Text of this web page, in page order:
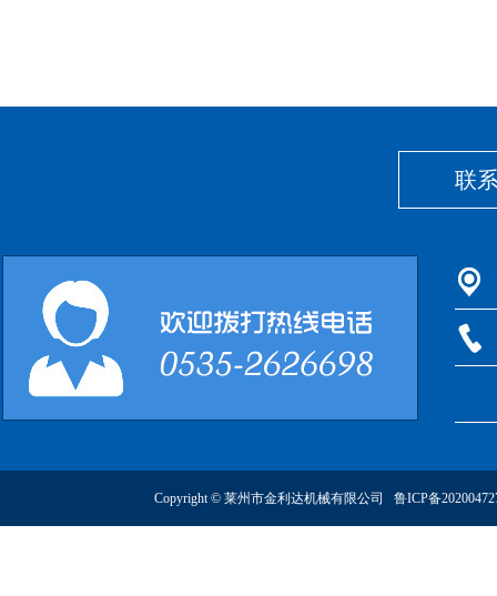
联
Copyright © 莱州市金利达机械有限公司 鲁ICP备